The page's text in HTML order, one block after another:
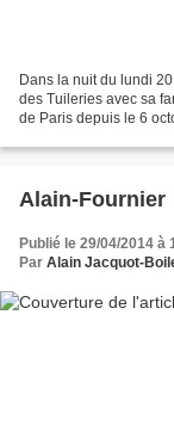
Dans la nuit du lundi
des Tuileries avec sa
de Paris depuis le 6
Alain-Fournier
Publié le 29/04/2014 à
Par Alain Jacquot-